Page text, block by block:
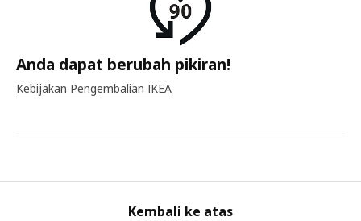
Anda dapat berubah pikiran!
Kebijakan Pengembalian IKEA
Kembali ke atas